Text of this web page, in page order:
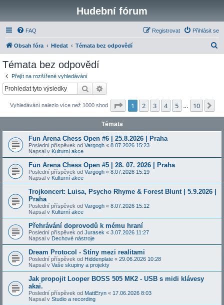
Hudební fórum
FAQ Přihlásit se
Registrovat
Obsah fóra Hledat Témata bez odpovědí
Témata bez odpovědí
Přejít na rozšířené vyhledávání
Hledat
Vyhledávání nalezlo více než 1000 shod Stránka z 10
1 2 3 4 5 10
Témata
Fun Arena Chess Open #6 | 25.8.2026 | Praha
Poslední příspěvek od Vargogh « 8.07.2026 15:23
Napsal v Kulturní akce
Fun Arena Chess Open #5 | 28. 07. 2026 | Praha
Poslední příspěvek od Vargogh « 8.07.2026 15:19
Napsal v Kulturní akce
Trojkoncert: Luisa, Psycho Rhyme & Forest Blunt | 5.9.2026 |
Praha
Poslední příspěvek od Vargogh « 8.07.2026 15:12
Napsal v Kulturní akce
Přehrávání doprovodů k mému hraní
Poslední příspěvek od Jurasek « 3.07.2026 11:27
Napsal v Dechové nástroje
Dream Protocol - Stíny mezi realitami
Poslední příspěvek od Hiddenplate « 29.06.2026 10:28
Napsal v Vaše skupiny a projekty
Jak propojit Looper BOSS 505 MK2 - USB s midi klávesy
akai.
Poslední příspěvek od MattEryn « 17.06.2026 8:03
Napsal v Studio a recording